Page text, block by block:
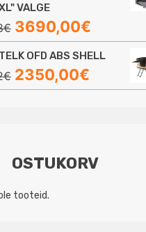
VALGE
€ Algne
hind
oli:
3923,28€.
3690,00€Praegune
hind
on:
3690,00€.
OFD ABS SHELL
€ Algne
hind
2350,00€Praegune
hind
OSTUKORV
tooteid.